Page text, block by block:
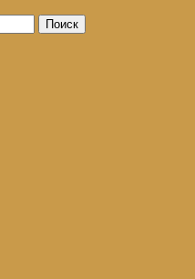
Поиск